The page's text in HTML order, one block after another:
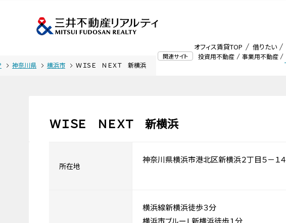
関連サイト 投資用不動産 事業用不動産
オフィス賃貸TOP 借りたい
神奈川県 横浜市 ＷＩＳＥ ＮＥＸＴ 新横浜
ＷＩＳＥ ＮＥＸＴ 新横浜
所在地
神奈川県横浜市港北区新横浜２丁目５－１４
横浜線新横浜徒歩３分
横浜市ブルーＬ新横浜徒歩１分